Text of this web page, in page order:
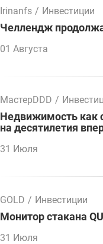
Irinanfs / Инвестиции
Челлендж
01 Августа
МастерDDD /
Недвижимость как
на десятилетия
31 Июля
GOLD / Инвестиции
Монитор стакана
31 Июля